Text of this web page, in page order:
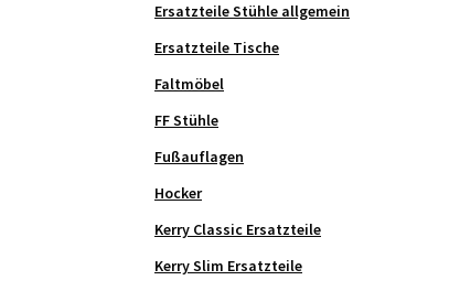
Ersatzteile Stühle allgemein
Ersatzteile Tische
Faltmöbel
FF Stühle
Fußauflagen
Hocker
Kerry Classic Ersatzteile
Kerry Slim Ersatzteile